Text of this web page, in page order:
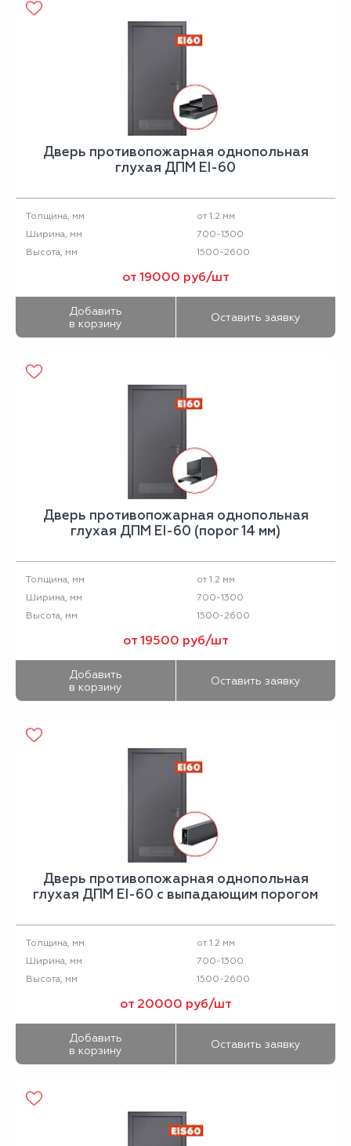
Дверь противопожарная однопольная
глухая ДПМ EI-60
Толщина, мм
от 1.2 мм
Ширина, мм
700-1300
Высота, мм
1500-2600
от 19000 руб/шт
Добавить
в корзину
Оставить заявку
Дверь противопожарная однопольная
глухая ДПМ EI-60 (порог 14 мм)
Толщина, мм
от 1.2 мм
Ширина, мм
700-1300
Высота, мм
1500-2600
от 19500 руб/шт
Добавить
в корзину
Оставить заявку
Дверь противопожарная однопольная
глухая ДПМ EI-60 с выпадающим порогом
Толщина, мм
от 1.2 мм
Ширина, мм
700-1300
Высота, мм
1500-2600
от 20000 руб/шт
Добавить
в корзину
Оставить заявку